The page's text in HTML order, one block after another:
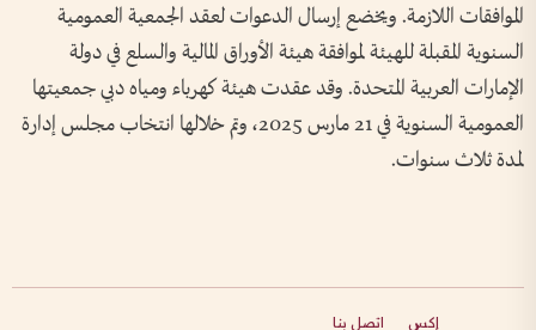
الموافقات اللازمة. ويخضع إرسال الدعوات لعقد الجمعية العمومية
السنوية المقبلة للهيئة لموافقة هيئة الأوراق المالية والسلع في دولة
الإمارات العربية المتحدة. وقد عقدت هيئة كهرباء ومياه دبي جمعيتها
العمومية السنوية في 21 مارس 2025، وتم خلالها انتخاب مجلس إدارة
لمدة ثلاث سنوات.
إكس اتصل بنا